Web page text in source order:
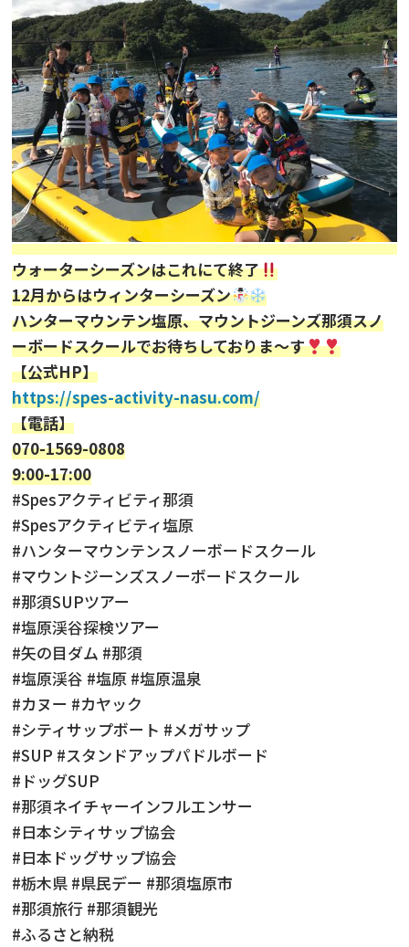
ウォーターシーズンはこれにて終了
12月からはウィンターシーズン
ハンターマウンテン塩原、マウントジーンズ那須スノ
ーボードスクールでお待ちしておりま〜す
【公式HP】
https://spes-activity-nasu.com/
【電話】
070-1569-0808
9:00-17:00
#Spesアクティビティ那須
#Spesアクティビティ塩原
#ハンターマウンテンスノーボードスクール
#マウントジーンズスノーボードスクール
#那須SUPツアー
#塩原渓谷探検ツアー
#矢の目ダム #那須
#塩原渓谷 #塩原 #塩原温泉
#カヌー #カヤック
#シティサップボート #メガサップ
#SUP #スタンドアップパドルボード
#ドッグSUP
#那須ネイチャーインフルエンサー
#日本シティサップ協会
#日本ドッグサップ協会
#栃木県 #県民デー #那須塩原市
#那須旅行 #那須観光
#ふるさと納税